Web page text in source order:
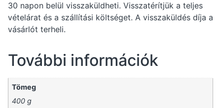
30 napon belül visszaküldheti. Visszatérítjük a teljes
vételárat és a szállítási költséget. A visszaküldés díja a
vásárlót terheli.
További információk
Tömeg
400 g